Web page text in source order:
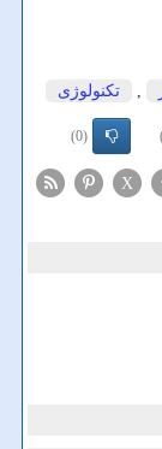
تكنولوژی
(0)
X